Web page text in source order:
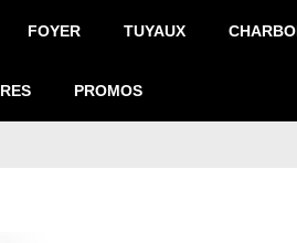
FOYER TUYAUX
PROMOS